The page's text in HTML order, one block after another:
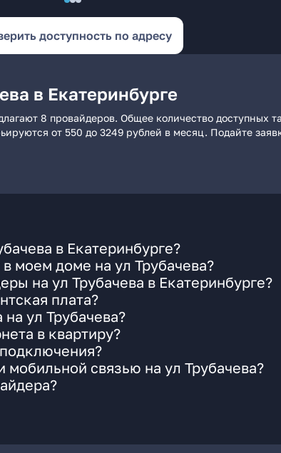
доступность по адресу
в Екатеринбурге
8 провайдеров. Общее количество доступных
от 550 до 3249 рублей в месяц. Подайте
в Екатеринбурге?
моем доме на ул Трубачева?
на ул Трубачева в Екатеринбурге?
плата?
ул Трубачева?
в квартиру?
связью на ул Трубачева?